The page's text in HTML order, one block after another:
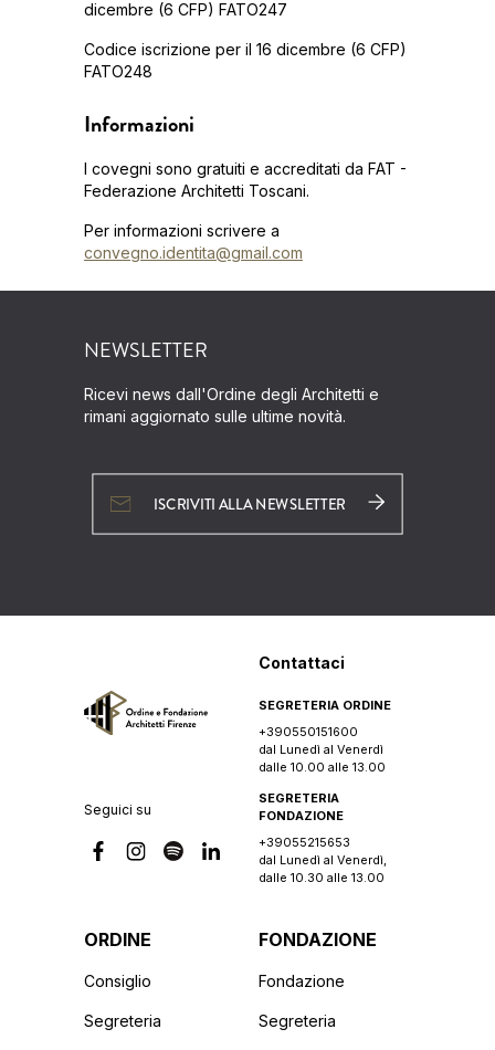
dicembre (6 CFP) FATO247
Codice iscrizione per il 16 dicembre (6 CFP)
FATO248
Informazioni
I covegni sono gratuiti e accreditati da FAT -
Federazione Architetti Toscani.
Per informazioni scrivere a
convegno.identita@gmail.com
NEWSLETTER
Ricevi news dall'Ordine degli Architetti e
rimani aggiornato sulle ultime novità.
ISCRIVITI ALLA NEWSLETTER
Seguici su
Contattaci
SEGRETERIA ORDINE
+390550151600
dal Lunedì al Venerdì
dalle 10.00 alle 13.00
SEGRETERIA
FONDAZIONE
+39055215653
dal Lunedì al Venerdì,
dalle 10.30 alle 13.00
ORDINE
Consiglio
Segreteria
FONDAZIONE
Fondazione
Segreteria